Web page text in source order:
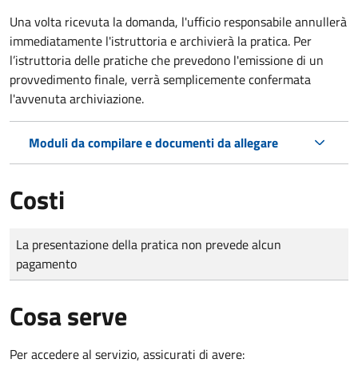
Una volta ricevuta la domanda, l'ufficio responsabile annullerà
immediatamente l'istruttoria e archivierà la pratica. Per
l’istruttoria delle pratiche che prevedono l'emissione di un
provvedimento finale, verrà semplicemente confermata
l'avvenuta archiviazione.
Moduli da compilare e documenti da allegare
Costi
Tipo di pagamento
Importo
La presentazione della pratica non prevede alcun
pagamento
Cosa serve
Per accedere al servizio, assicurati di avere: